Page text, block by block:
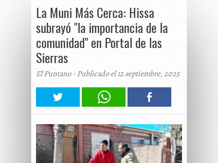
La Muni Más Cerca: Hissa
subrayó "la importancia de la
comunidad" en Portal de las
Sierras
El Puntano - Publicado el 12 septiembre, 2025